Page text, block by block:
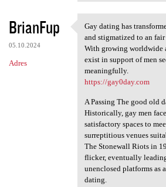
BrianFup
05.10.2024
Adres
Gay dating has
Gay dating has
and stigmatized to an
With growing worldwide
exist in support of men
meaningfully.
https://gay0day.com
A Passing The good old
Historically, gay men
satisfactory spaces to
surreptitious venues
The Stonewall Riots in
flicker, eventually
unenclosed platforms as
dating.